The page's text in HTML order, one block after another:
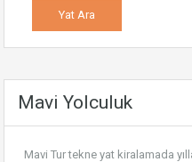
Mavi Yolculuk
Mavi Tur tekne yat kiralamada